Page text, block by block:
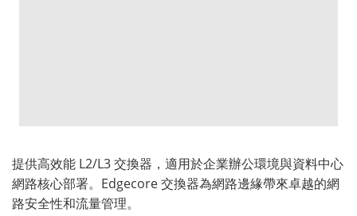
提供高效能 L2/L3 交換器，適用於企業辦公環境與資料中心
網路核心部署。Edgecore 交換器為網路邊緣帶來卓越的網
路安全性和流量管理。